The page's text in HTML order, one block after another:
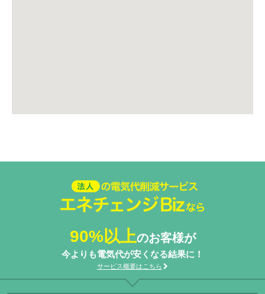
法人の電気代削減サービスエネ
チェンジ Biz
90%以上のお客様が
今よりも電気代が安くなる結果に！
サービス概要はこちら